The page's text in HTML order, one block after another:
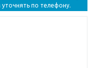
по телефону.